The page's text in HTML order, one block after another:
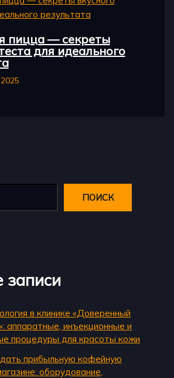
пицца — секреты
для идеального
ПОИСК
записи
в клинике «Доверенный
аппаратные, инъекционные и
процедуры для красоты кожи
прибыльную кофейную
оборудование,